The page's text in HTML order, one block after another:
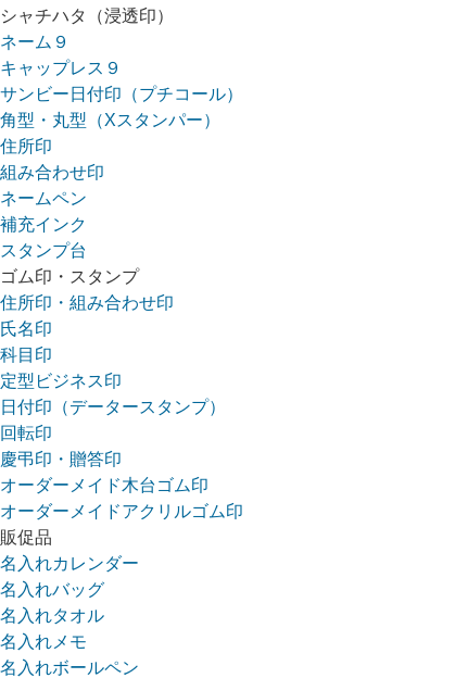
シャチハタ（浸透印）
ネーム９
キャップレス９
サンビー日付印（プチコール）
角型・丸型（Xスタンパー）
住所印
組み合わせ印
ネームペン
補充インク
スタンプ台
ゴム印・スタンプ
住所印・組み合わせ印
氏名印
科目印
定型ビジネス印
日付印（データースタンプ）
回転印
慶弔印・贈答印
オーダーメイド木台ゴム印
オーダーメイドアクリルゴム印
販促品
名入れカレンダー
名入れバッグ
名入れタオル
名入れメモ
名入れボールペン